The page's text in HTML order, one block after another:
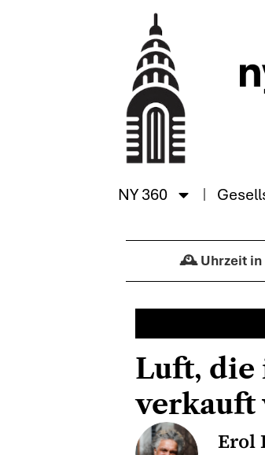
NY 360
Luft,
verkauft
Erol